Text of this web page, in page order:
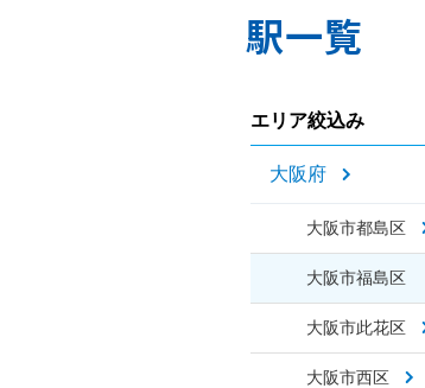
駅一覧
エリア絞込み
大阪府
大阪市都島区
大阪市福島区
大阪市此花区
大阪市西区